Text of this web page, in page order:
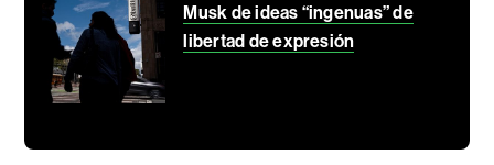
Musk de ideas “ingenuas” de
libertad de expresión